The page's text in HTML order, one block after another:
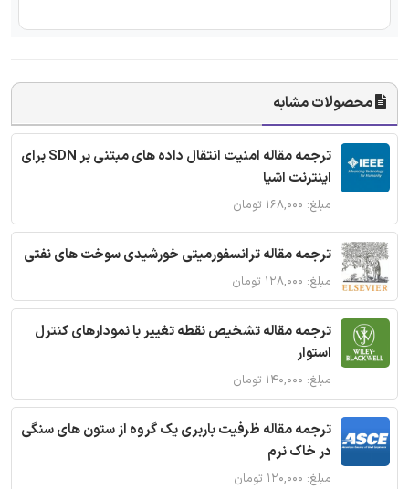
محصولات مشابه
ترجمه مقاله امنیت انتقال داده های مبتنی بر SDN برای
اینترنت اشیا
مبلغ: ۱۶۸,۰۰۰ تومان
ترجمه مقاله ترانسفورمیتی خورشیدی سوخت های نفتی
مبلغ: ۱۲۸,۰۰۰ تومان
ترجمه مقاله تشخیص نقطه تغییر با نمودارهای کنترل
استوار
مبلغ: ۱۴۰,۰۰۰ تومان
ترجمه مقاله ظرفیت باربری یک گروه از ستون های سنگی
در خاک نرم
مبلغ: ۱۲۰,۰۰۰ تومان